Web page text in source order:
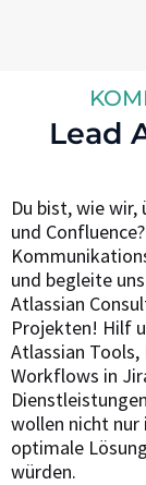
Lead
Du bist, wie
und
und begleite
Atlassian
Projekten! Hilf
Atlassian
Workflows in
wollen nicht nur
optimale
würden.